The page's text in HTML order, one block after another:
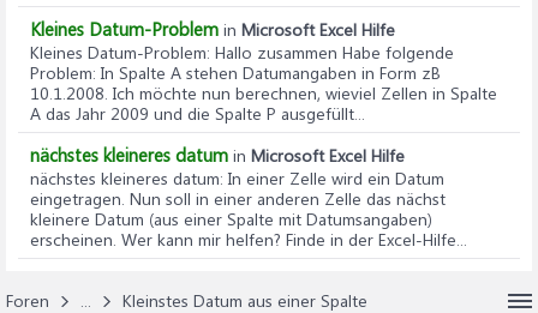
Kleines Datum-Problem in Microsoft Excel Hilfe
Kleines Datum-Problem: Hallo zusammen Habe folgende
Problem: In Spalte A stehen Datumangaben in Form zB
10.1.2008. Ich möchte nun berechnen, wieviel Zellen in Spalte
A das Jahr 2009 und die Spalte P ausgefüllt...
nächstes kleineres datum in Microsoft Excel Hilfe
nächstes kleineres datum: In einer Zelle wird ein Datum
eingetragen. Nun soll in einer anderen Zelle das nächst
kleinere Datum (aus einer Spalte mit Datumsangaben)
erscheinen. Wer kann mir helfen? Finde in der Excel-Hilfe...
Foren ...
Kleinstes Datum aus einer Spalte